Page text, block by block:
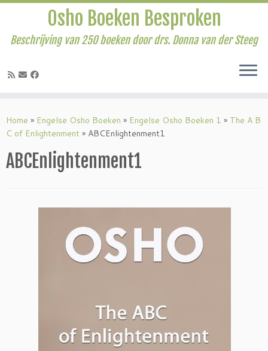
naar
inhoud
Osho Boeken Besproken
Beschrijving van 250 boeken door drs. Donna van der Steeg
Home » Engelse Osho Boeken » Engelse Osho Boeken 1 » The A B
C of Enlightenment » ABCEnlightenment1
ABCEnlightenment1